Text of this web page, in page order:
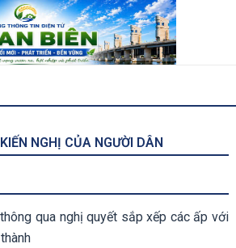
NGHỊ CỦA NGƯỜI DÂN
qua nghị quyết sắp xếp các ấp với